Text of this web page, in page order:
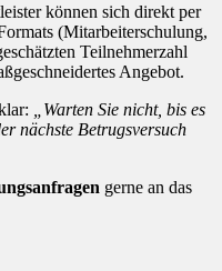
können sich direkt per
(Mitarbeiterschulung,
Teilnehmerzahl
Angebot.
„Warten Sie nicht, bis es
nächste Betrugsversuch
gerne an das